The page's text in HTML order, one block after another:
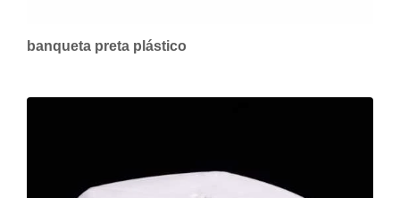
banqueta preta plástico